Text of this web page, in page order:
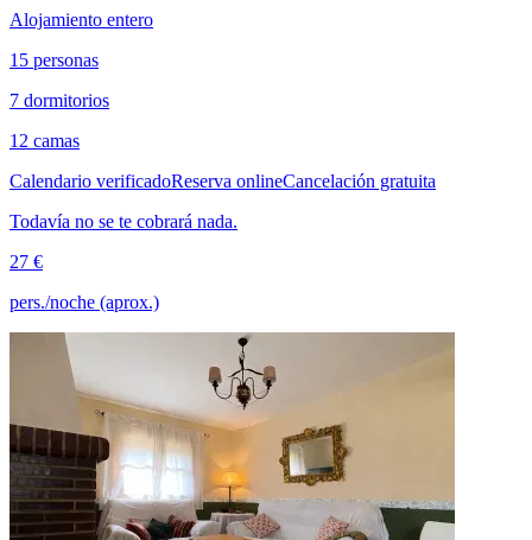
Alojamiento entero
15 personas
7 dormitorios
12 camas
Calendario verificadoReserva onlineCancelación gratuita
Todavía no se te cobrará nada.
27 €
pers./noche (aprox.)